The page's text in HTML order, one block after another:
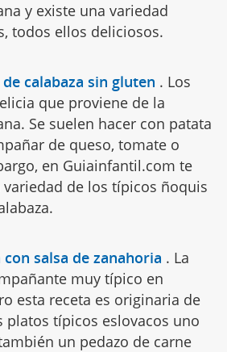
y existe una variedad
todos ellos deliciosos.
calabaza sin gluten . Los
que proviene de la
Se suelen hacer con patata
de queso, tomate o
en Guiainfantil.com te
de los típicos ñoquis
salsa de zanahoria . La
muy típico en
esta receta es originaria de
platos típicos eslovacos uno
un pedazo de carne